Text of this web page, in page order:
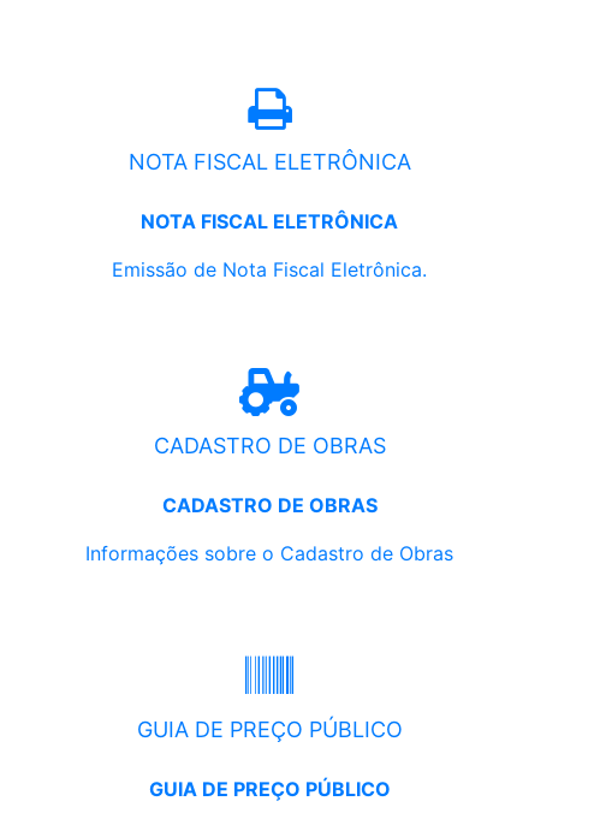
NOTA FISCAL ELETRÔNICA
NOTA FISCAL ELETRÔNICA
Emissão de Nota Fiscal Eletrônica.
CADASTRO DE OBRAS
CADASTRO DE OBRAS
Informações sobre o Cadastro de Obras
GUIA DE PREÇO PÚBLICO
GUIA DE PREÇO PÚBLICO